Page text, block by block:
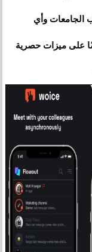
الجامعات وأي
على ميزات حصرية